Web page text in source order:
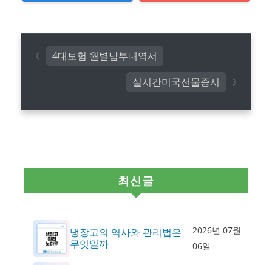
실시간미국선물증시
4대보험 월별납부내역서
최신글
냉장고의 역사와 관리법은
무엇일까
2026년 07월
06일